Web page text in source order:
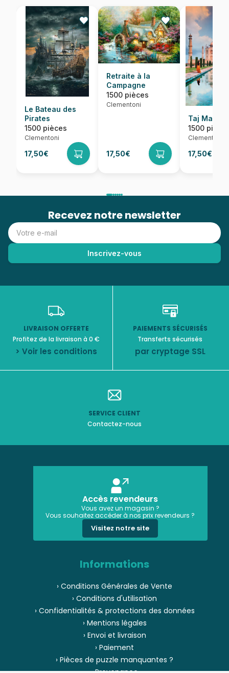
Le Bateau des
Pirates
1500 pièces
Clementoni
17,50€
Retraite à la
Campagne
1500 pièces
Clementoni
17,50€
Taj Mahal
1500
Clementoni
17,50€
Recevez notre newsletter
LIVRAISON OFFERTE
Profitez de la livraison à 0 €
> Voir les conditions
PAIEMENTS SÉCURISÉS
Transferts sécurisés
par cryptage SSL
SERVICE CLIENT
Contactez-nous
Accès revendeurs
Vous avez un magasin ?
Vous souhaitez accéder à nos prix revendeurs ?
Visitez notre site
Informations
› Conditions Générales de Vente
› Conditions d'utilisation
› Confidentialités & protections des données
› Mentions légales
› Envoi et livraison
› Paiement
› Pièces de puzzle manquantes ?